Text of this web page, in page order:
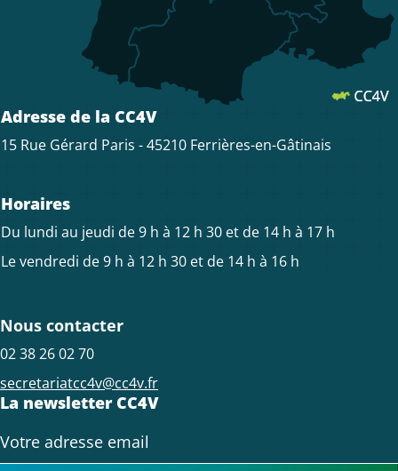
Adresse de la CC4V
15 Rue Gérard Paris - 45210 Ferrières-en-Gâtinais
Horaires
Du lundi au jeudi de 9 h à 12 h 30 et de 14 h à 17 h
Le vendredi de 9 h à 12 h 30 et de 14 h à 16 h
Nous contacter
02 38 26 02 70
secretariatcc4v@cc4v.fr
La newsletter CC4V